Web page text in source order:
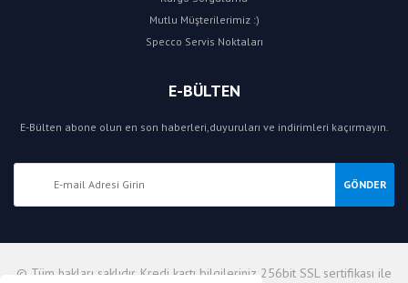
Mutlu Müşterilerimiz :)
Specco Servis Noktaları
E-BÜLTEN
E-Bülten abone olun en son haberleri,duyuruları ve indirimleri kaçırmayın.
GÖNDER
© Tüm hakları saklıdır. Kredi kartı bilgileriniz 256bit SSL sertifikası ile